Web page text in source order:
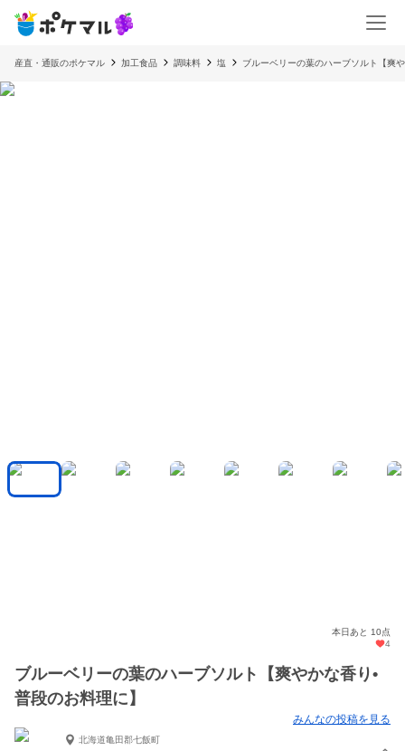
産直・通販のポケマル 加工食品 調味料 塩 ブルーベリーの葉のハーブソルト【爽
本日あと 10点
4
ブルーベリーの葉のハーブソルト【爽やかな香り•
普段のお料理に】
みんなの投稿を見る
北海道亀田郡七飯町